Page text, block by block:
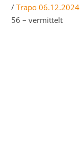
/Trapo 06.12.2024
56 – vermittelt